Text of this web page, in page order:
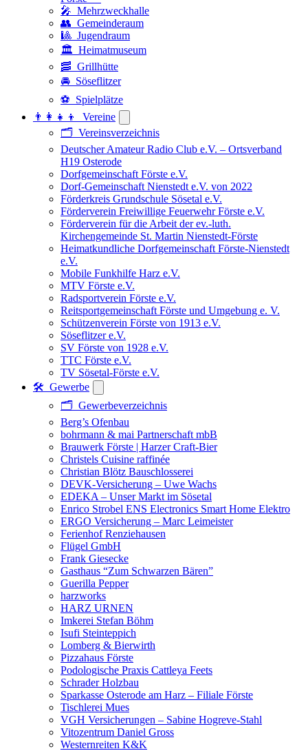
🎤 Mehrzweckhalle
👥 Gemeinderaum
🎱 Jugendraum
🏛️ Heimatmuseum
🥓 Grillhütte
🚘 Söseflitzer
⚽ Spielplätze
👨‍👩‍👧‍👦 Vereine
🗂️ Vereinsverzeichnis
Deutscher Amateur Radio Club e.V. – Ortsverband
H19 Osterode
Dorfgemeinschaft Förste e.V.
Dorf-Gemeinschaft Nienstedt e.V. von 2022
Förderkreis Grundschule Sösetal e.V.
Förderverein Freiwillige Feuerwehr Förste e.V.
Förderverein für die Arbeit der ev.-luth.
Kirchengemeinde St. Martin Nienstedt-Förste
Heimatkundliche Dorfgemeinschaft Förste-Nienstedt
e.V.
Mobile Funkhilfe Harz e.V.
MTV Förste e.V.
Radsportverein Förste e.V.
Reitsportgemeinschaft Förste und Umgebung e. V.
Schützenverein Förste von 1913 e.V.
Söseflitzer e.V.
SV Förste von 1928 e.V.
TTC Förste e.V.
TV Sösetal-Förste e.V.
🛠️ Gewerbe
🗂️ Gewerbeverzeichnis
Berg’s Ofenbau
bohrmann & mai Partnerschaft mbB
Brauwerk Förste | Harzer Craft-Bier
Christels Cuisine raffinée
Christian Blötz Bauschlosserei
DEVK-Versicherung – Uwe Wachs
EDEKA – Unser Markt im Sösetal
Enrico Strobel ENS Electronics Smart Home Elektro
ERGO Versicherung – Marc Leimeister
Ferienhof Renziehausen
Flügel GmbH
Frank Giesecke
Gasthaus “Zum Schwarzen Bären”
Guerilla Pepper
harzworks
HARZ URNEN
Imkerei Stefan Böhm
Isufi Steinteppich
Lomberg & Bierwirth
Pizzahaus Förste
Podologische Praxis Cattleya Feets
Schrader Holzbau
Sparkasse Osterode am Harz – Filiale Förste
Tischlerei Mues
VGH Versicherungen – Sabine Hogreve-Stahl
Vitozentrum Daniel Gross
Westernreiten K&K